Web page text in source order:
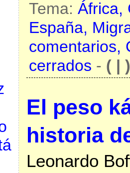
Tema: África,
España,
comentarios,
cerrados - ( | )
El peso
historia
Leonardo